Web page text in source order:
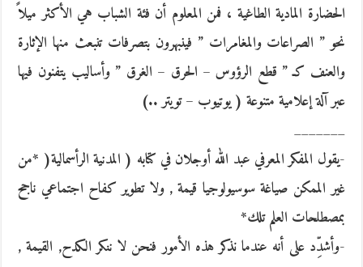
الحضارة المادية الطاغية ، فمن المعلوم أن فئة الشباب هي الأكثر ميلاً
نحو ” الصراعات والمغامرات ” فينبهرون بتصرفات تنبعث منها الإثارة
والعنف كـ ” قطع الرؤوس – الحرق – الغرق ” وأساليب يتفنون فيها
عبر آلة إعلامية متنوعة ( يوتيوب – تويتر ..)
_______
-يقول المفكر المعرفي عبد الله أوجلان في كتابه ( المدنية الرأسمالية( *من
غير الممكن صياغة سوسيولوجيا قيمة , ولا تطوير كفاح اجتماعي ناجح
بمصطلحات العلم تلك*
-وأشدِّد على أنه عندما نذكر هذه الأمور فنحن لا ننكر الكدح, القيمة ,